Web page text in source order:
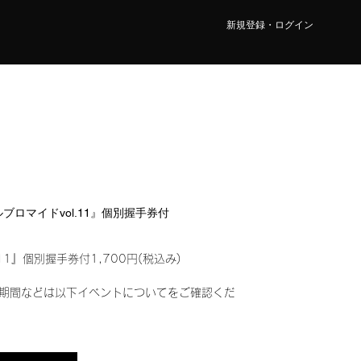
新規登録・ログイン
ロマイドvol.11』個別握手券付
』個別握手券付1,700円(税込み)
間などは以下イベントについてをご確認くだ